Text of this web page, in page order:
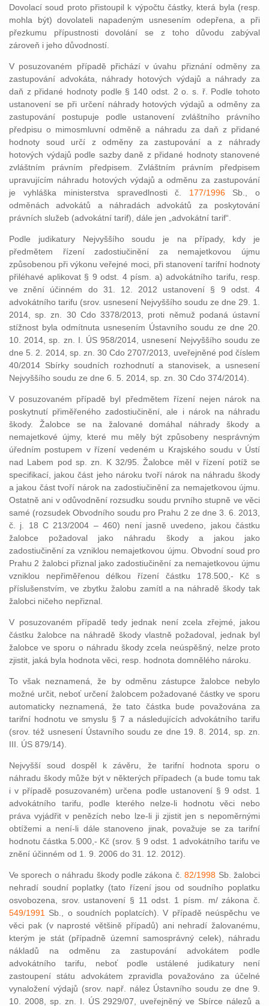
Dovolací soud proto přistoupil k výpočtu částky, která byla (resp.
mohla být) dovolateli napadeným usnesením odepřena, a při
přezkumu přípustnosti dovolání se z toho důvodu zabýval
zároveň i jeho důvodností.
V posuzovaném případě přichází v úvahu přiznání odměny za
zastupování advokáta, náhrady hotových výdajů a náhrady za
daň z přidané hodnoty podle § 140 odst. 2 o. s. ř. Podle tohoto
ustanovení se při určení náhrady hotových výdajů a odměny za
zastupování postupuje podle ustanovení zvláštního právního
předpisu o mimosmluvní odměně a náhradu za daň z přidané
hodnoty soud určí z odměny za zastupování a z náhrady
hotových výdajů podle sazby daně z přidané hodnoty stanovené
zvláštním právním předpisem. Zvláštním právním předpisem
upravujícím náhradu hotových výdajů a odměnu za zastupování
je vyhláška ministerstva spravedlnosti č. 177/1996Sb., o
odměnách advokátů a náhradách advokátů za poskytování
právních služeb (advokátní tarif), dále jen „advokátní tarif“.
Podle judikatury Nejvyššího soudu je na případy, kdy je
předmětem řízení zadostiučinění za nemajetkovou újmu
způsobenou při výkonu veřejné moci, při stanovení tarifní hodnoty
přiléhavé aplikovat § 9 odst. 4 písm. a) advokátního tarifu, resp.
ve znění účinném do 31. 12. 2012 ustanovení § 9 odst. 4
advokátního tarifu (srov. usnesení Nejvyššího soudu ze dne 29. 1.
2014, sp. zn. 30 Cdo 3378/2013, proti němuž podaná ústavní
stížnost byla odmítnuta usnesením Ústavního soudu ze dne 20.
10. 2014, sp. zn. I. ÚS 958/2014, usnesení Nejvyššího soudu ze
dne 5. 2. 2014, sp. zn. 30 Cdo 2707/2013, uveřejněné pod číslem
40/2014 Sbírky soudních rozhodnutí a stanovisek, a usnesení
Nejvyššího soudu ze dne 6. 5. 2014, sp. zn. 30 Cdo 374/2014).
V posuzovaném případě byl předmětem řízení nejen nárok na
poskytnutí přiměřeného zadostiučinění, ale i nárok na náhradu
škody. Žalobce se na žalované domáhal náhrady škody a
nemajetkové újmy, které mu měly být způsobeny nesprávným
úředním postupem v řízení vedeném u Krajského soudu v Ústí
nad Labem pod sp. zn. K 32/95. Žalobce měl v řízení potíž se
specifikací, jakou část jeho nároku tvoří nárok na náhradu škody
a jakou část tvoří nárok na zadostiučinění za nemajetkovou újmu.
Ostatně ani v odůvodnění rozsudku soudu prvního stupně ve věci
samé (rozsudek Obvodního soudu pro Prahu 2 ze dne 3. 6. 2013,
č. j. 18 C 213/2004 – 460) není jasně uvedeno, jakou částku
žalobce požadoval jako náhradu škody a jakou jako
zadostiučinění za vzniklou nemajetkovou újmu. Obvodní soud pro
Prahu 2 žalobci přiznal jako zadostiučinění za nemajetkovou újmu
vzniklou nepřiměřenou délkou řízení částku 178.500,- Kč s
příslušenstvím, ve zbytku žalobu zamítl a na náhradě škody tak
žalobci ničeho nepřiznal.
V posuzovaném případě tedy jednak není zcela zřejmé, jakou
částku žalobce na náhradě škody vlastně požadoval, jednak byl
žalobce ve sporu o náhradu škody zcela neúspěšný, nelze proto
zjistit, jaká byla hodnota věci, resp. hodnota domnělého nároku.
To však neznamená, že by odměnu zástupce žalobce nebylo
možné určit, neboť určení žalobcem požadované částky ve sporu
automaticky neznamená, že tato částka bude považována za
tarifní hodnotu ve smyslu § 7 a následujících advokátního tarifu
(srov. též usnesení Ústavního soudu ze dne 19. 8. 2014, sp. zn.
III. ÚS 879/14).
Nejvyšší soud dospěl k závěru, že tarifní hodnota sporu o
náhradu škody může být v některých případech (a bude tomu tak
i v případě posuzovaném) určena podle ustanovení § 9 odst. 1
advokátního tarifu, podle kterého nelze-li hodnotu věci nebo
práva vyjádřit v penězích nebo lze-li ji zjistit jen s nepoměrnými
obtížemi a není-li dále stanoveno jinak, považuje se za tarifní
hodnotu částka 5.000,- Kč (srov. § 9 odst. 1 advokátního tarifu ve
znění účinném od 1. 9. 2006 do 31. 12. 2012).
Ve sporech o náhradu škody podle zákona č.82/1998 Sb. žalobci
nehradí soudní poplatky (tato řízení jsou od soudního poplatku
osvobozena, srov. ustanovení § 11 odst. 1 písm. m/ zákona č.
549/1991
Sb., o soudních poplatcích). V případě neúspěchu ve
věci pak (v naprosté většině případů) ani nehradí žalovanému,
kterým je stát (případně územní samosprávný celek), náhradu
nákladů na odměnu za zastupování advokátem podle
advokátního tarifu, neboť podle ustálené judikatury není
zastoupení státu advokátem zpravidla považováno za účelné
vynaložení výdajů (srov. např. nález Ústavního soudu ze dne 9.
10. 2008, sp. zn. I. ÚS 2929/07, uveřejněný ve Sbírce nálezů a